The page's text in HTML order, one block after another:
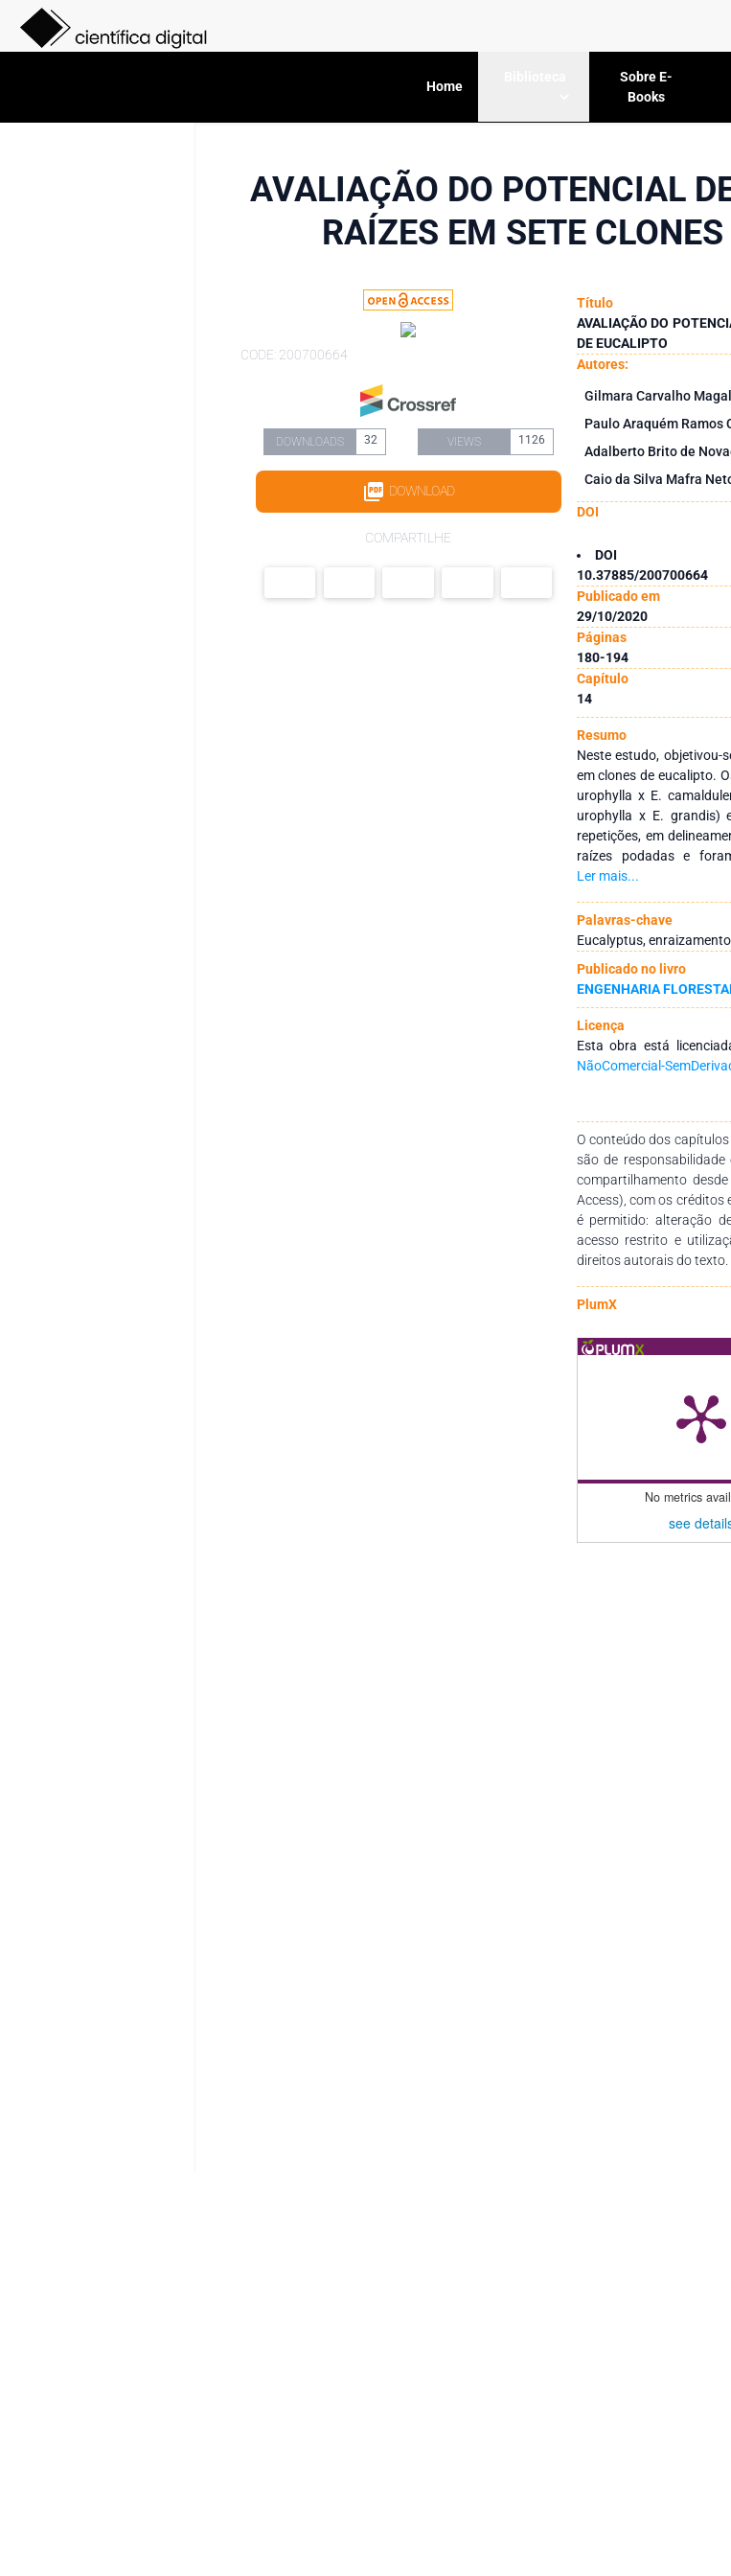
Home
Sobre E-
Books
AVALIAÇÃO DO POTENCIAL
RAÍZES EM SETE
CODE: 200700664
DOWNLOADS 32 VIEWS 1126
DOWNLOAD
COMPARTILHE
Título
AVALIAÇÃO DO
DE EUCALIPTO
Autores:
Gilmara Carvalho
Paulo Araquém Ramos
Adalberto Brito de
Caio da Silva Mafra
DOI
DOI
10.37885/200700664
Publicado em
29/10/2020
Páginas
180-194
Capítulo
14
Resumo
Neste estudo, objetivou-
em clones de eucalipto.
urophylla x E.
urophylla x E. grandis)
repetições, em
raízes podadas e
preenchidos com
da verificação da
foi avaliado a cada 10
diferenças no PRR,
superior, os clones
porção inferior o PRR de
Ler mais...
Palavras-chave
Eucalyptus,
Publicado no livro
ENGENHARIA
Licença
Esta obra está
NãoComercial-
O conteúdo dos
são de
compartilhamento
Access), com os créditos
é permitido: alteração
acesso restrito e
direitos autorais do texto.
PlumX
No metrics
see